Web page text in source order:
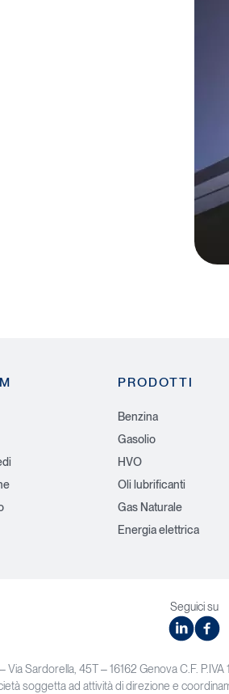
PRODOTTI
Benzina
Gasolio
HVO
Oli lubrificanti
Gas Naturale
Energia elettrica
Seguici su
linkedin
Via Sardorella, 45T – 16162 Genova C.F.
soggetta ad attività di direzione e